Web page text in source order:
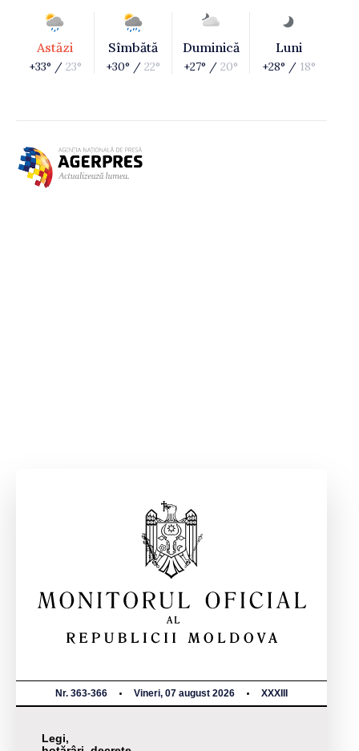
Astăzi
+33° / 23°
Sîmbătă
+30° / 22°
Duminică
+27° / 20°
Luni
+28° / 18°
Nr. 363-366 Vineri, 07 august 2026 XXXIII
Legi,